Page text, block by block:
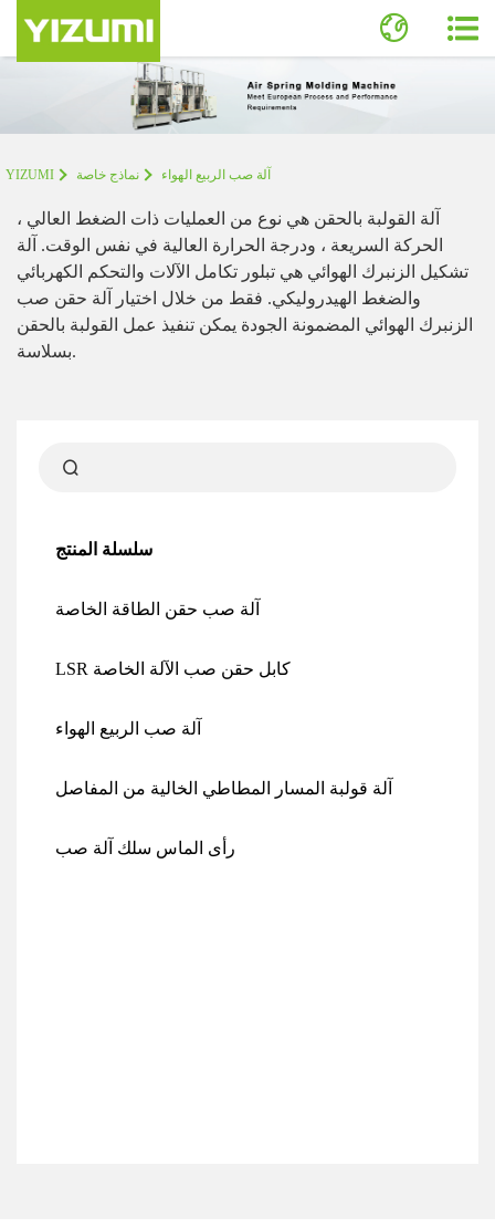
YIZUMI نماذج خاصة آلة صب الربيع الهواء
آلة القولبة بالحقن هي نوع من العمليات ذات الضغط العالي ،
الحركة السريعة ، ودرجة الحرارة العالية في نفس الوقت. آلة
تشكيل الزنبرك الهوائي هي تبلور تكامل الآلات والتحكم الكهربائي
والضغط الهيدروليكي. فقط من خلال اختيار آلة حقن صب
الزنبرك الهوائي المضمونة الجودة يمكن تنفيذ عمل القولبة بالحقن
بسلاسة.
سلسلة المنتج
آلة صب حقن الطاقة الخاصة
LSR كابل حقن صب الآلة الخاصة
آلة صب الربيع الهواء
آلة قولبة المسار المطاطي الخالية من المفاصل
رأى الماس سلك آلة صب